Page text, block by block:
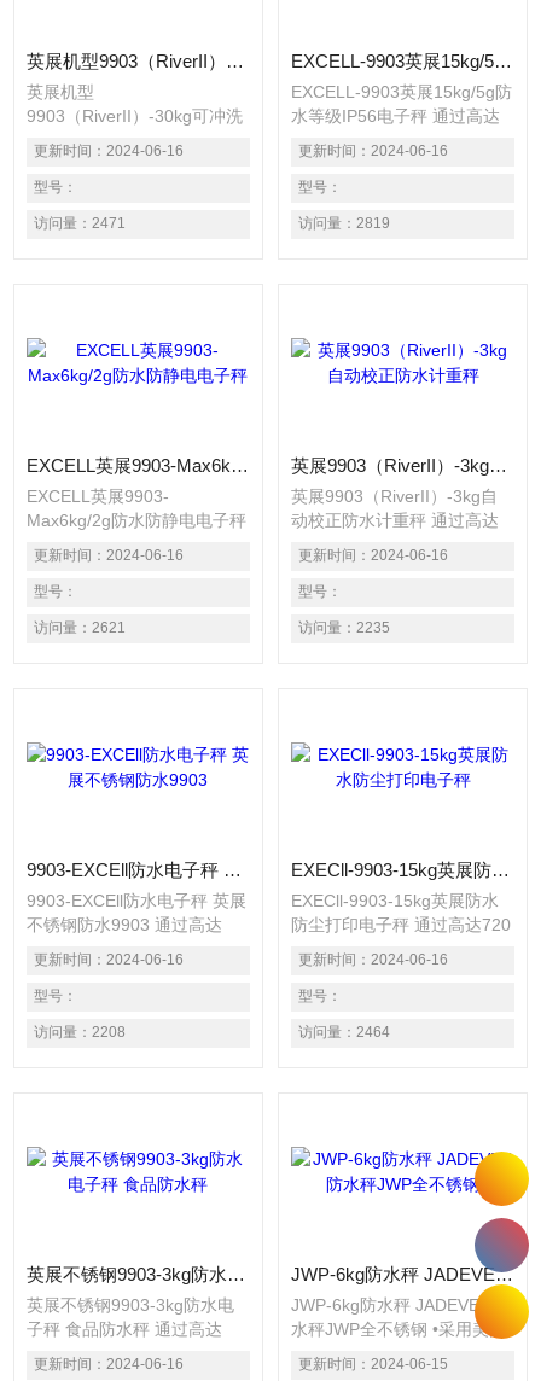
英展机型9903（RiverII）-30kg可冲洗防水秤
英展机型
9903（RiverII）-30kg可冲洗
防水秤 通过高达720小时盐雾
实验，可靠度大幅*业界
（GB/T 2423.17-93） 适用于
多尘、潮湿恶劣的环境 生鲜
海产、肉类、蔬果等各式食品
更新时间： 2024-06-16
型号：
访问量： 2471
EXCELL-9903英展15kg/5g防水等级IP56电子秤
EXCELL-9903英展15kg/5g防
水等级IP56电子秤 通过高达
720小时盐雾实验，可靠度大
幅*业界（GB/T 2423.17-
93） 适用于多尘、潮湿恶劣
的环境 生鲜海产、肉类、蔬
果等各式食品加工厂 化学制
更新时间： 2024-06-16
型号：
访问量： 2819
EXCELL英展9903-Max6kg/2g防水防静电电子秤
EXCELL英展9903-
Max6kg/2g防水防静电电子秤
通过高达720小时盐雾实验，
可靠度大幅*业界（GB/T
2423.17-93） 适用于多尘、
潮湿恶劣的环境 生鲜海产、
肉类、蔬果等各式食品加工厂
更新时间： 2024-06-16
型号：
访问量： 2621
英展9903（RiverII）-3kg自动校正防水计重秤
英展9903（RiverII）-3kg自
动校正防水计重秤 通过高达
720小时盐雾实验，可靠度大
幅*业界（GB/T 2423.17-
93） 适用于多尘、潮湿恶劣
的环境 生鲜海产、肉类、蔬
果等各式食品加工厂 化学制
更新时间： 2024-06-16
型号：
访问量： 2235
9903-EXCEll防水电子秤 英展不锈钢防水9903
9903-EXCEll防水电子秤 英展
不锈钢防水9903 通过高达
720小时盐雾实验，可靠度大
幅*业界（GB/T 2423.17-
93） 适用于多尘、潮湿恶劣
的环境 生鲜海产、肉类、蔬
果等各式食品加工厂 化学制
更新时间： 2024-06-16
型号：
访问量： 2208
EXECll-9903-15kg英展防水防尘打印电子秤
EXECll-9903-15kg英展防水
防尘打印电子秤 通过高达720
小时盐雾实验，可靠度大幅*
业界（GB/T 2423.17-93）
&#183; 可拆式防潮结构，降
低维修成本与工时 &#183; 适
用于多尘、潮湿恶劣的环境
更新时间： 2024-06-16
型号：
访问量： 2464
英展不锈钢9903-3kg防水电子秤 食品防水秤
英展不锈钢9903-3kg防水电
子秤 食品防水秤 通过高达
720小时盐雾实验，可靠度大
更新时间： 2024-06-16
JWP-6kg防水秤 JADEVER防水秤JWP全不锈钢
JWP-6kg防水秤 JADEVER防
水秤JWP全不锈钢 •采用美国
高性能晶片，精密制造、通过
更新时间： 2024-06-15